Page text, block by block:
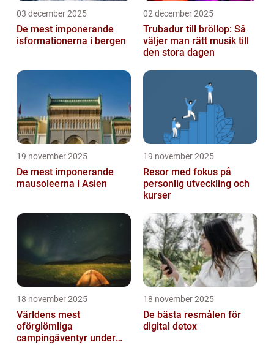
03 december 2025
De mest imponerande
isformationerna i bergen
02 december 2025
Trubadur till bröllop: Så
väljer man rätt musik till
den stora dagen
19 november 2025
De mest imponerande
mausoleerna i Asien
19 november 2025
Resor med fokus på
personlig utveckling och
kurser
18 november 2025
Världens mest
oförglömliga
campingäventyr under
18 november 2025
De bästa resmålen för
digital detox